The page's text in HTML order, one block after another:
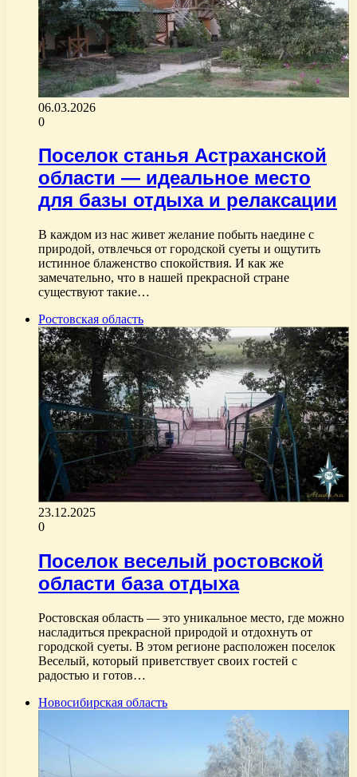
06.03.2026
0
Поселок станья Астраханской
области — идеальное место
для базы отдыха и релаксации
В каждом из нас живет желание побыть наедине с
природой, отвлечься от городской суеты и ощутить
истинное блаженство спокойствия. И как же
замечательно, что в нашей прекрасной стране
существуют такие…
Ростовская область
23.12.2025
0
Поселок веселый ростовской
области база отдыха
Ростовская область — это уникальное место, где можно
насладиться прекрасной природой и отдохнуть от
городской суеты. В этом регионе расположен поселок
Веселый, который приветствует своих гостей с
радостью и готов…
Новосибирская область